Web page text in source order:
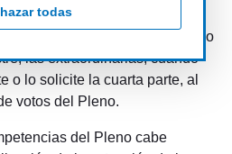
en régimen de sesiones
Las primeras se celebran como
las extraordinarias, cuando
o lo solicite la cuarta parte, al
votos del Pleno.
del Pleno cabe
todas